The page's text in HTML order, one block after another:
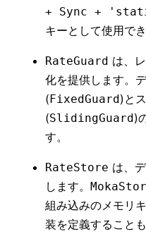
+ Sync +
キーとして使用でき
RateGuard は、
化を提供します。
(FixedGuard)と
(SlidingGuard)
す。
RateStore は、
します。
組み込みのメモリ
装を定義することも